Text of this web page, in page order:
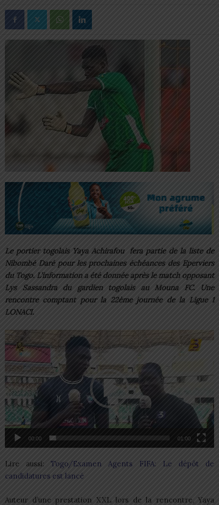
Le portier togolais Yaya Achirafou fera partie de la liste de
Nibombé Daré pour les prochaines échéances des Eperviers
du Togo. L’information a été donnée après le match opposant
Lys Sassandra du gardien togolais au Mouna FC. Une
rencontre comptant pour la 22ème journée de la Ligue 1
LONACI.
Lecteur
vidéo
00:00 01:00
Lire aussi:Togo/Examen Agents FIFA: Le dépôt de
candidatures est lancé
Auteur d’une prestation XXL lors de la rencontre, Yaya